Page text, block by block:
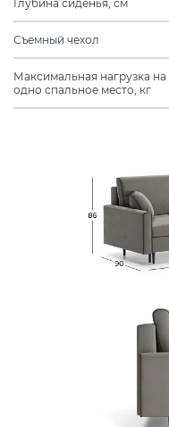
Глубина сиденья, см
Съемный чехол
Максимальная нагрузка на
одно спальное место, кг